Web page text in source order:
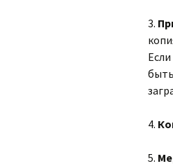
3.
4.
5.